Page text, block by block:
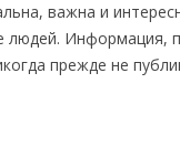
важна и
людей. Информация,
прежде не